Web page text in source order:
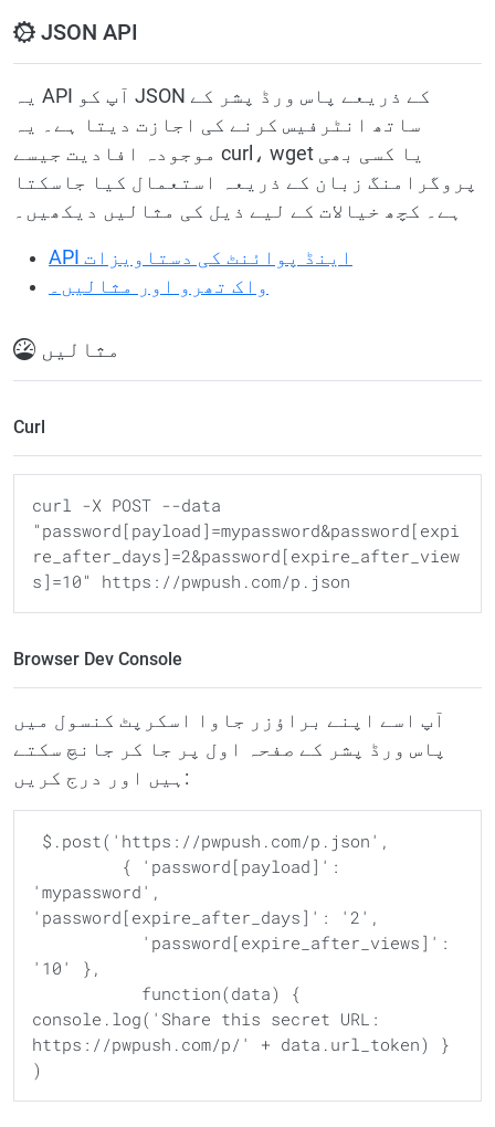
JSON API
یہ API آپ کو JSON کے ذریعے پاس ورڈ پشر کے
ساتھ انٹرفیس کرنے کی اجازت دیتا ہے۔ یہ
موجودہ افادیت جیسے curl، wget یا کسی بھی
پروگرامنگ زبان کے ذریعہ استعمال کیا جاسکتا
ہے۔ کچھ خیالات کے لیے ذیل کی مثالیں دیکھیں۔
API اینڈ پوائنٹ کی دستاویزات
واک تھرو اور مثالیں۔
مثالیں
Curl
curl -X POST --data
"password[payload]=mypassword&password[expi
re_after_days]=2&password[expire_after_view
Browser Dev Console
آپ اسے اپنے براؤزر جاوا اسکرپٹ کنسول میں
پاس ورڈ پشر کے صفحہ اول پر جا کر جانچ سکتے
ہیں اور درج کریں:
'mypassword',
'password[expire_after_days]': '2',
'10' },
console.log('Share this secret URL:
https://pwpush.com/p/' + data.url_token) }